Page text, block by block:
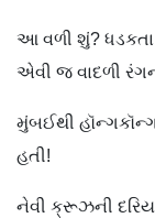
આ વળી શું? ધડકતા
એવી જ વાદળી
મુંબઈથી
હતી!
નેવી ક્રૂઝની